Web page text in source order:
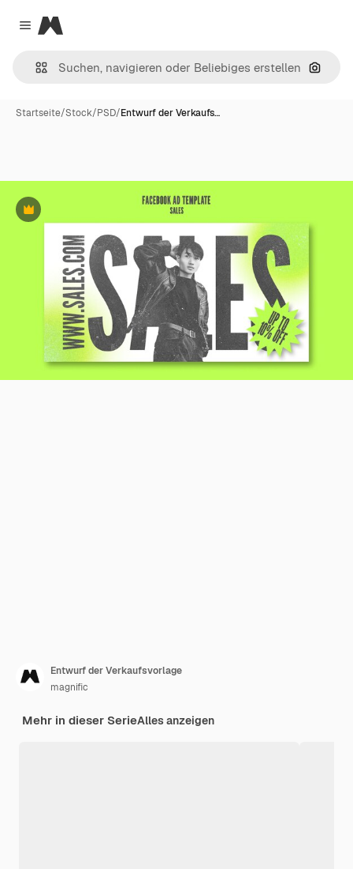
Close menu
Magnific
Nach
Startseite/Stock/PSD/Entwurf der Verkaufs…
Premium
Entwurf der Verkaufsvorlage
magnific
Mehr in dieser SerieAlles anzeigen